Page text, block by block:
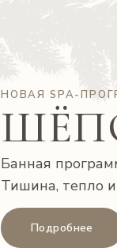
НОВАЯ SPA-
Банная
Тишина, тепло
Подробнее